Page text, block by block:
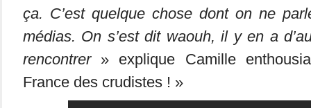
ça. C’est quelque chose dont on ne
médias. On s’est dit waouh, il y en a
rencontrer» explique Camille
France des crudistes ! »